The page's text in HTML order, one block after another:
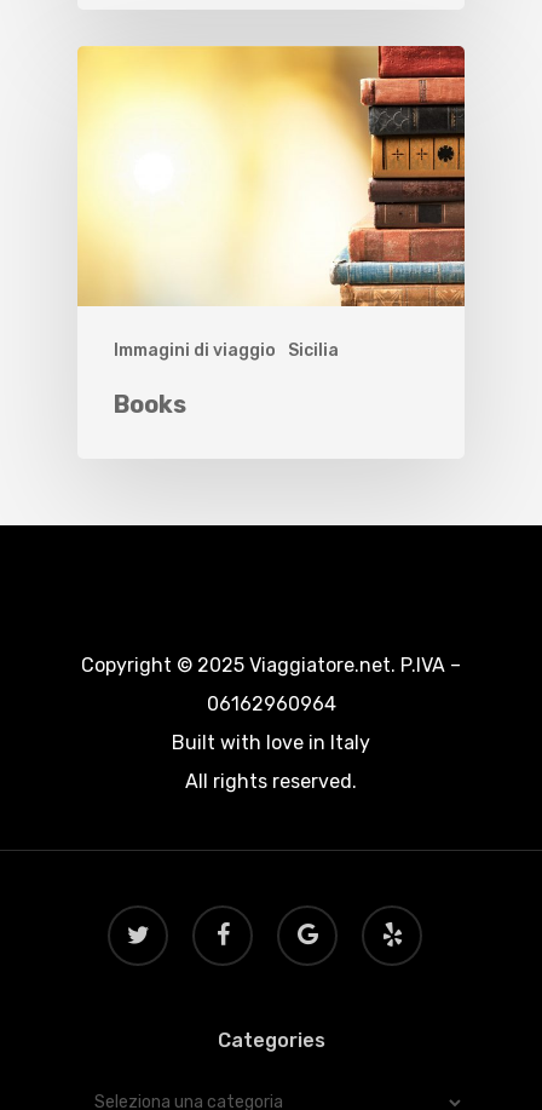
Immagini di viaggio Sicilia
Books
Copyright © 2025 Viaggiatore.net. P.IVA –
06162960964
Built with love in Italy
All rights reserved.
twitter facebook
google-
plus
yelp
Categories
Categories